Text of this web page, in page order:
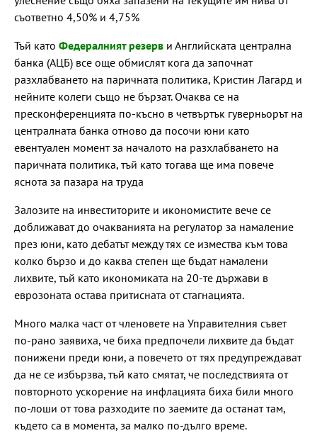
съответно 4,50% и 4,75%
Тъй като Федералният резерв и Английската централна
банка (АЦБ) все още обмислят кога да започнат
разхлабването на паричната политика, Кристин Лагард и
нейните колеги също не бързат. Очаква се на
пресконференцията по-късно в четвъртък гуверньорът на
централната банка отново да посочи юни като
евентуален момент за началото на разхлабването на
паричната политика, тъй като тогава ще има повече
яснота за пазара на труда
Залозите на инвеститорите и икономистите вече се
доближават до очакванията на регулатор за намаление
през юни, като дебатът между тях се измества към това
колко бързо и до каква степен ще бъдат намалени
лихвите, тъй като икономиката на 20-те държави в
еврозоната остава притисната от стагнацията.
Много малка част от членовете на Управителния съвет
по-рано заявиха, че биха предпочели лихвите да бъдат
понижени преди юни, а повечето от тях предупреждават
да не се избързва, тъй като смятат, че последствията от
повторното ускорение на инфлацията биха били много
по-лоши от това разходите по заемите да останат там,
където са в момента, за малко по-дълго време.